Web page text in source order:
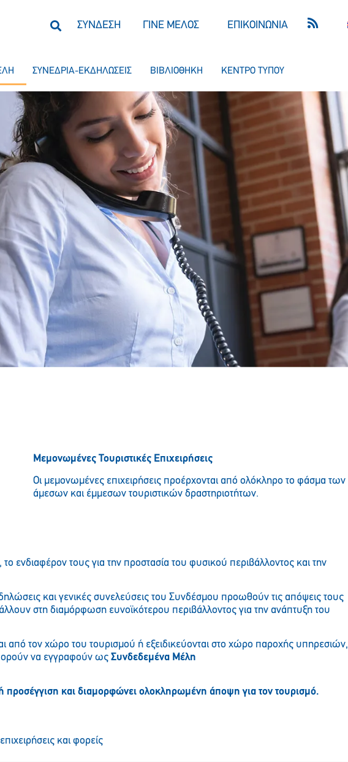
ΣΥΝΔΕΣΗ ΓΙΝΕ ΜΕΛΟΣ ΕΠΙΚΟΙΝΩΝΙΑ
ΣΥΝΕΔΡΙΑ-ΕΚΔΗΛΩΣΕΙΣ ΒΙΒΛΙΟΘΗΚΗ ΚΕΝΤΡΟ ΤΥΠΟΥ
Μεμονωμένες Τουριστικές Επιχειρήσεις
Οι μεμονωμένες επιχειρήσεις προέρχονται από ολόκληρο το φάσμα των
άμεσων και έμμεσων τουριστικών δραστηριοτήτων.
ενδιαφέρον τους για την προστασία του φυσικού περιβάλλοντος και την
και γενικές συνελεύσεις του Συνδέσμου προωθούν τις απόψεις τους
στη διαμόρφωση ευνοϊκότερου περιβάλλοντος για την ανάπτυξη του
από τον χώρο του τουρισμού ή εξειδικεύονται στο χώρο παροχής υπηρεσιών,
να εγγραφούν ως Συνδεδεμένα Μέλη
προσέγγιση και διαμορφώνει ολοκληρωμένη άποψη για τον τουρισμό.
και φορείς